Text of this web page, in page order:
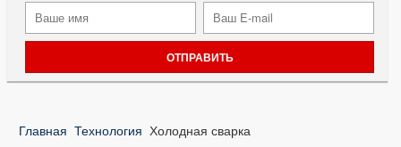
Главная Технология Холодная сварка